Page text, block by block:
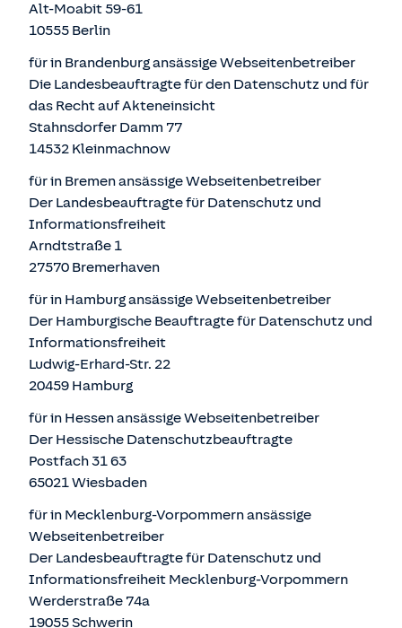
Alt-Moabit 59-61
10555 Berlin
für in Brandenburg ansässige Webseitenbetreiber
Die Landesbeauftragte für den Datenschutz und für
das Recht auf Akteneinsicht
Stahnsdorfer Damm 77
14532 Kleinmachnow
für in Bremen ansässige Webseitenbetreiber
Der Landesbeauftragte für Datenschutz und
Informationsfreiheit
Arndtstraße 1
27570 Bremerhaven
für in Hamburg ansässige Webseitenbetreiber
Der Hamburgische Beauftragte für Datenschutz und
Informationsfreiheit
Ludwig-Erhard-Str. 22
20459 Hamburg
für in Hessen ansässige Webseitenbetreiber
Der Hessische Datenschutzbeauftragte
Postfach 31 63
65021 Wiesbaden
für in Mecklenburg-Vorpommern ansässige
Webseitenbetreiber
Der Landesbeauftragte für Datenschutz und
Informationsfreiheit Mecklenburg-Vorpommern
Werderstraße 74a
19055 Schwerin